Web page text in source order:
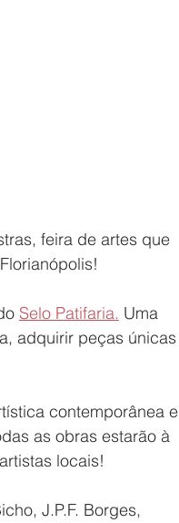
feira de artes que
Selo Patifaria. Uma
adquirir peças únicas
contemporânea e
as obras estarão à
locais!
J.P.F. Borges,